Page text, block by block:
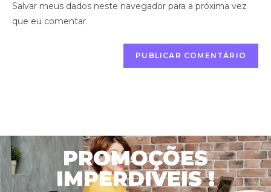
Salvar meus dados neste navegador para a próxima vez
que eu comentar.
PROMOÇÕES
IMPERDIVEIS !